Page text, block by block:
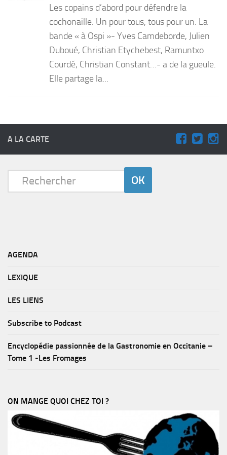
Les copains d’abord pour défendre la
cochonaille. Un pour tous, tous pour un. La
bande « à Ospi »- Yves Camdeborde, Julien
Duboué, Christian Etychebest, Ramuntxo
Courdé, Christian Constant…- a de la gueule.
Elle partage la...
A LA CARTE
AGENDA
LEXIQUE
LES LIENS
Subscribe to Podcast
Encyclopédie passionnée de la Gastronomie en Occitanie –
Tome 1 -Les Fromages
ON MANGE QUOI CHEZ TOI ?